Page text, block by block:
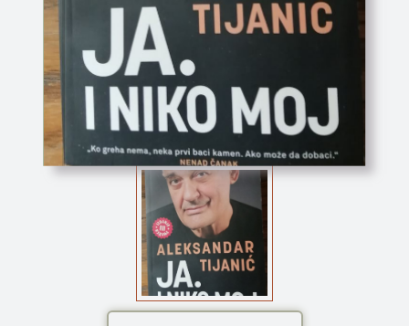
Ja. I niko moj